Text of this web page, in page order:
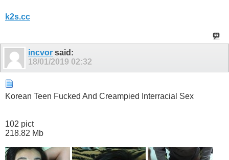
k2s.cc
incvor said:
18/01/2019 02:32
Korean Teen Fucked And Creampied Interracial Sex
102 pict
218.82 Mb